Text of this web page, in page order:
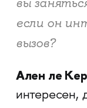
если он
вызов?
Ален ле
интересен,